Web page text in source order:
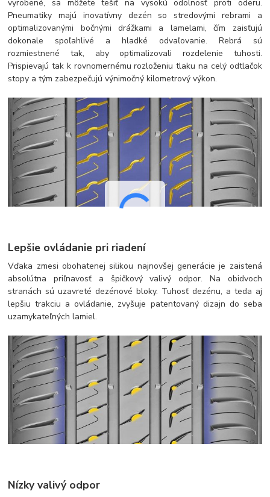
vyrobené, sa môžete tešiť na vysokú odolnosť proti oderu.
Pneumatiky majú inovatívny dezén so stredovými rebrami a
optimalizovanými bočnými drážkami a lamelami, čím zaisťujú
dokonale spoľahlivé a hladké odvaľovanie. Rebrá sú
rozmiestnené tak, aby optimalizovali rozdelenie tuhosti.
Prispievajú tak k rovnomernému rozloženiu tlaku na celý odtlačok
stopy a tým zabezpečujú výnimočný kilometrový výkon.
Lepšie ovládanie pri riadení
Vďaka zmesi obohatenej silikou najnovšej generácie je zaistená
absolútna priľnavosť a špičkový valivý odpor. Na obidvoch
stranách sú uzavreté dezénové bloky. Tuhosť dezénu, a teda aj
lepšiu trakciu a ovládanie, zvyšuje patentovaný dizajn do seba
uzamykateľných lamiel.
Nízky valivý odpor